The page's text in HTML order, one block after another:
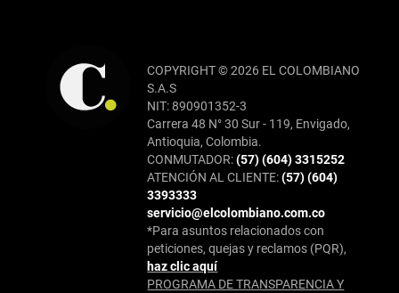
COPYRIGHT © 2026 EL COLOMBIANO
S.A.S
NIT: 890901352-3
Carrera 48 N° 30 Sur - 119, Envigado,
Antioquia, Colombia.
CONMUTADOR:(57) (604) 3315252
ATENCIÓN AL CLIENTE:(57) (604)
3393333
servicio@elcolombiano.com.co
*Para asuntos relacionados con
peticiones, quejas y reclamos (PQR),
haz clic aquí
PROGRAMA DE TRANSPARENCIA Y